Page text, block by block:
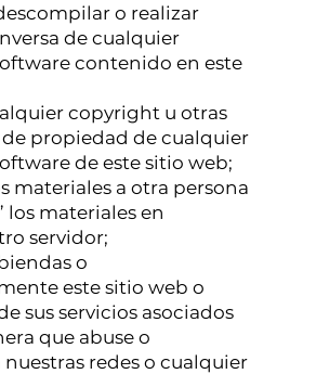
o realizar
de cualquier
contenido en este
copyright u otras
propiedad de cualquier
de este sitio web;
materiales a otra persona
los materiales en
servidor;
o
este sitio web o
sus servicios asociados
que abuse o
redes o cualquier